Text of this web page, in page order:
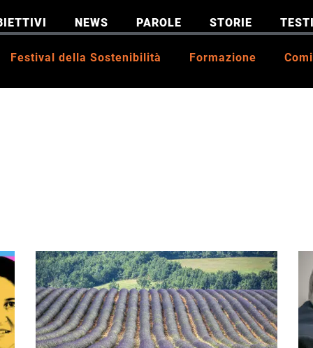
NEWS PAROLE STORIE
Festival della Sostenibilità Formazione